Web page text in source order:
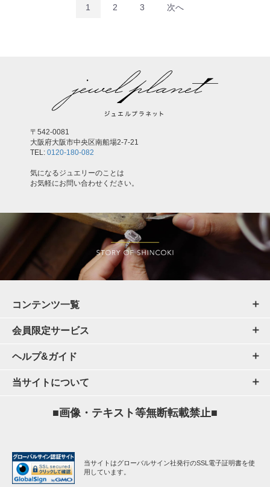
1 2 3 次へ
〒542-0081
大阪府大阪市中央区南船場2-7-21
TEL: 0120-180-082
気になるジュエリーのことは
お気軽にお問い合わせください。
コンテンツ一覧
会員限定サービス
ヘルプ&ガイド
当サイトについて
■画像・テキスト等無断転載禁止■
当サイトはグローバルサイン社発行のSSL電子証明書を使
用しています。